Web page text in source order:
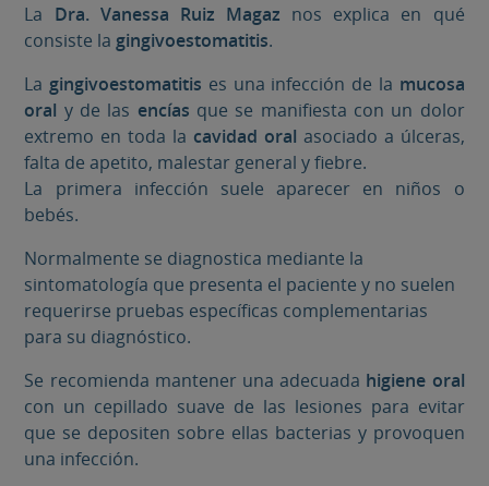
La Dra. Vanessa Ruiz Magaz nos explica en qué
consiste la gingivoestomatitis.
La gingivoestomatitis es una infección de la mucosa
oral y de las encías que se manifiesta con un dolor
extremo en toda la cavidad oral asociado a úlceras,
falta de apetito, malestar general y fiebre.
La primera infección suele aparecer en niños o
bebés.
Normalmente se diagnostica mediante la
sintomatología que presenta el paciente y no suelen
requerirse pruebas específicas complementarias
para su diagnóstico.
Se recomienda mantener una adecuada higiene oral
con un cepillado suave de las lesiones para evitar
que se depositen sobre ellas bacterias y provoquen
una infección.